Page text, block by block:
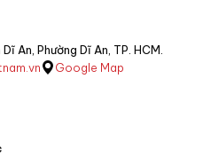
An, Phường Dĩ An, TP. HCM.
Google Map